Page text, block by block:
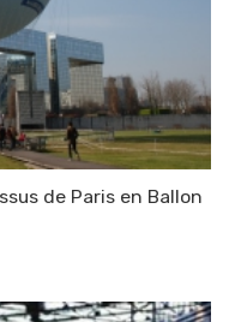
de Paris en Ballon